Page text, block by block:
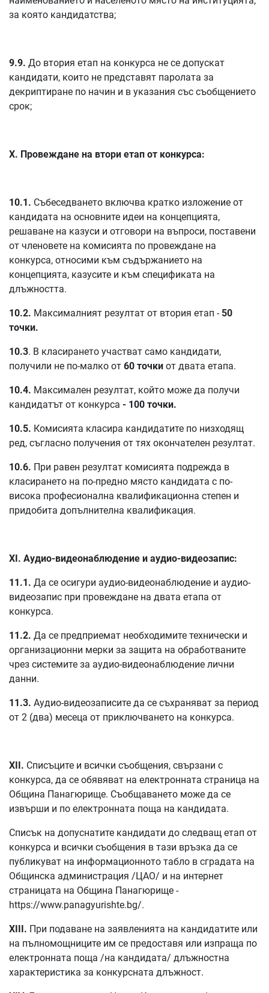
за която кандидатства;
9.9. До втория етап на конкурса не се допускат
кандидати, които не представят паролата за
декриптиране по начин и в указания със съобщението
срок;
X. Провеждане на втори етап от конкурса:
10.1. Събеседването включва кратко изложение от
кандидата на основните идеи на концепцията,
решаване на казуси и отговори на въпроси, поставени
от членовете на комисията по провеждане на
конкурса, относими към съдържанието на
концепцията, казусите и към спецификата на
длъжността.
10.2. Максималният резултат от втория етап - 50
точки.
10.3. В класирането участват само кандидати,
получили не по-малко от 60 точки от двата етапа.
10.4. Максимален резултат, който може да получи
кандидатът от конкурса - 100 точки.
10.5. Комисията класира кандидатите по низходящ
ред, съгласно получения от тях окончателен резултат.
10.6. При равен резултат комисията подрежда в
класирането на по-предно място кандидата с по-
висока професионална квалификационна степен и
придобита допълнителна квалификация.
XI. Аудио-видеонаблюдение и аудио-видеозапис:
11.1. Да се осигури аудио-видеонаблюдение и аудио-
видеозапис при провеждане на двата етапа от
конкурса.
11.2. Да се предприемат необходимите технически и
организационни мерки за защита на обработваните
чрез системите за аудио-видеонаблюдение лични
данни.
11.3. Аудио-видеозаписите да се съхраняват за период
от 2 (два) месеца от приключването на конкурса.
XІI. Списъците и всички съобщения, свързани с
конкурса, да се обявяват на електронната страница на
Община Панагюрище. Съобщаването може да се
извърши и по електронната поща на кандидата.
Списък на допуснатите кандидати до следващ етап от
конкурса и всички съобщения в тази връзка да се
публикуват на информационното табло в сградата на
Общинска администрация /ЦАО/ и на интернет
страницата на Община Панагюрище -
https://www.panagyurishte.bg/.
XIII. При подаване на заявленията на кандидатите или
на пълномощниците им се предоставя или изпраща по
електронната поща /на кандидата/ длъжностна
характеристика за конкурсната длъжност.